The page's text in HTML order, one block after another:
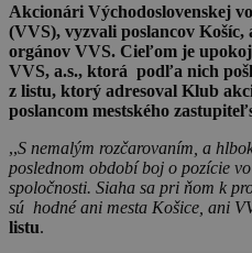
Akcionári Východoslovenskej
(VVS), vyzvali poslancov
orgánov VVS. Cieľom je
VVS, a.s., ktorá podľa nich
z listu, ktorý adresoval Klub
poslancom mestského
,,S nemalým rozčarovaním, a
poslednom období boj o pozície
spoločnosti. Siaha sa pri ňom k
sú hodné ani mesta Košice, ani
listu.